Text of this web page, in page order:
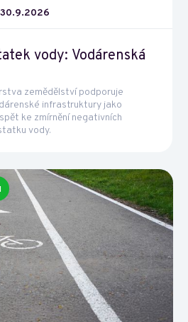
vody: Vodárenská
zemědělství podporuje
infrastruktury jako
ke zmírnění negativních
vody.